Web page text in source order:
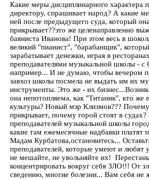
Какие меры дисциплинарного характера
директору, спрашивает народ? А какие
ней после предыдущего суда, который
прикрывает??это же целенаправленно
баяниста Иванова! При этом весь в
великий "пианист", "барабанщик",
зарабатывает денежки, играя в
преподавателями музыкальной школы - с
например... И не думаю, чтобы вечером
завхоз школы посмела не выдать им их
инструменты. Это же - их
она непотопляема, как "Титаник", кто же
культуры? Новый мэр Клизмов???
прикрывает, почему горой стоят в
преподавателей музыкальной школы
какие там ежемесячные надбавки платят
Мадам Курбатова,остановитесь...
преподавателей, которые умеют и любят
не мешайте, не увольняйте их!
концентрировать вокруг себя ЗЛО!!! От
сведению, многие болезни... Вам себя не